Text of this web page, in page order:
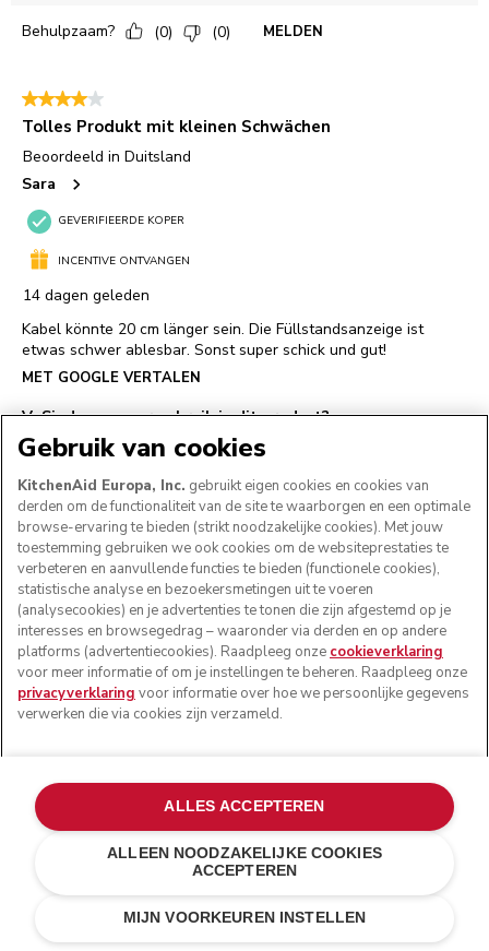
Kosten besparen€ 49,75
Gebruik van cookies
KitchenAid Europa, Inc. gebruikt eigen cookies en cookies van
derden om de functionaliteit van de site te waarborgen en een optimale
browse-ervaring te bieden (strikt noodzakelijke cookies). Met jouw
toestemming gebruiken we ook cookies om de websiteprestaties te
verbeteren en aanvullende functies te bieden (functionele cookies),
statistische analyse en bezoekersmetingen uit te voeren
(analysecookies) en je advertenties te tonen die zijn afgestemd op je
interesses en browsegedrag – waaronder via derden en op andere
platforms (advertentiecookies). Raadpleeg onze cookieverklaring
voor meer informatie of om je instellingen te beheren. Raadpleeg onze
privacyverklaring voor informatie over hoe we persoonlijke gegevens
verwerken die via cookies zijn verzameld.
MIJN VOORKEUREN INSTELLEN
ALLEEN NOODZAKELIJKE COOKIES
ACCEPTEREN
ALLES ACCEPTEREN